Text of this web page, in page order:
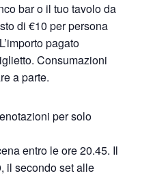
bar o il tuo tavolo da
di €10 per persona
pagato
Consumazioni
a parte.
per solo
entro le ore 20.45. Il
il secondo set alle